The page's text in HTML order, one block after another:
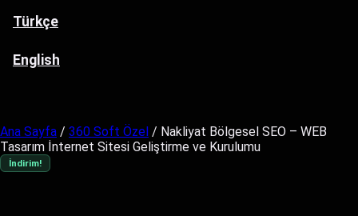
Türkçe
English
Ana Sayfa / 360 Soft Özel / Nakliyat Bölgesel SEO – WEB
Tasarım İnternet Sitesi Geliştirme ve Kurulumu
İndirim!